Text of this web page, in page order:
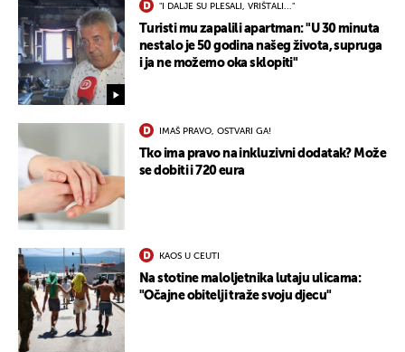
"I DALJE SU PLESALI, VRIŠTALI..."
Turisti mu zapalili apartman: "U 30 minuta
nestalo je 50 godina našeg života, supruga
i ja ne možemo oka sklopiti"
IMAŠ PRAVO, OSTVARI GA!
Tko ima pravo na inkluzivni dodatak? Može
se dobiti i 720 eura
KAOS U CEUTI
Na stotine maloljetnika lutaju ulicama:
"Očajne obitelji traže svoju djecu"